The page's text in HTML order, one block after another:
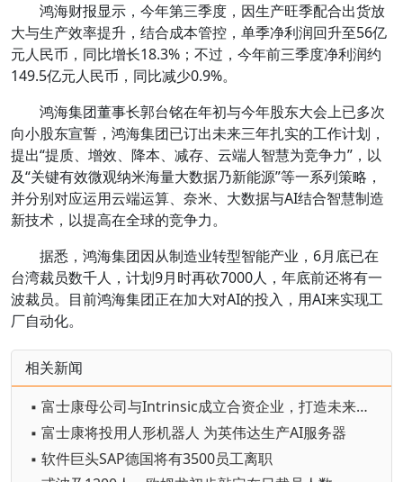
鸿海财报显示，今年第三季度，因生产旺季配合出货放
大与生产效率提升，结合成本管控，单季净利润回升至56亿
元人民币，同比增长18.3%；不过，今年前三季度净利润约
149.5亿元人民币，同比减少0.9%。
鸿海集团董事长郭台铭在年初与今年股东大会上已多次
向小股东宣誓，鸿海集团已订出未来三年扎实的工作计划，
提出“提质、增效、降本、减存、云端人智慧为竞争力”，以
及“关键有效微观纳米海量大数据乃新能源”等一系列策略，
并分别对应运用云端运算、奈米、大数据与AI结合智慧制造
新技术，以提高在全球的竞争力。
据悉，鸿海集团因从制造业转型智能产业，6月底已在
台湾裁员数千人，计划9月时再砍7000人，年底前还将有一
波裁员。目前鸿海集团正在加大对AI的投入，用AI来实现工
厂自动化。
相关新闻
▪ 富士康母公司与Intrinsic成立合资企业，打造未来AI机器人工厂
▪ 富士康将投用人形机器人 为英伟达生产AI服务器
▪ 软件巨头SAP德国将有3500员工离职